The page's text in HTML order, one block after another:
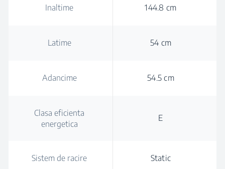
Inaltime 144.8 cm
Latime 54 cm
Adancime 54.5 cm
Clasa eficienta
energetica
E
Sistem de racire Static